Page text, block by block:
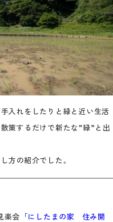
入れをしたりと緑と近い生活
策するだけで新たな”緑”と出
方の紹介でした。
楽会 「にしたまの家 住み開